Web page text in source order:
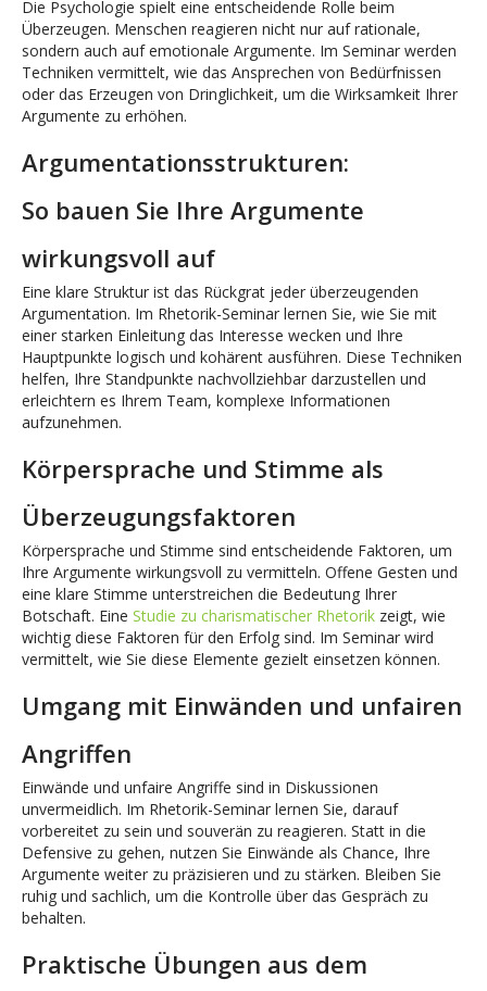
Die Psychologie spielt eine entscheidende Rolle beim
Überzeugen. Menschen reagieren nicht nur auf rationale,
sondern auch auf emotionale Argumente. Im Seminar werden
Techniken vermittelt, wie das Ansprechen von Bedürfnissen
oder das Erzeugen von Dringlichkeit, um die Wirksamkeit Ihrer
Argumente zu erhöhen.
Argumentationsstrukturen:
So bauen Sie Ihre Argumente
wirkungsvoll auf
Eine klare Struktur ist das Rückgrat jeder überzeugenden
Argumentation. Im Rhetorik-Seminar lernen Sie, wie Sie mit
einer starken Einleitung das Interesse wecken und Ihre
Hauptpunkte logisch und kohärent ausführen. Diese Techniken
helfen, Ihre Standpunkte nachvollziehbar darzustellen und
erleichtern es Ihrem Team, komplexe Informationen
aufzunehmen.
Körpersprache und Stimme als
Überzeugungsfaktoren
Körpersprache und Stimme sind entscheidende Faktoren, um
Ihre Argumente wirkungsvoll zu vermitteln. Offene Gesten und
eine klare Stimme unterstreichen die Bedeutung Ihrer
Botschaft. Eine Studie zu charismatischer Rhetorik zeigt, wie
wichtig diese Faktoren für den Erfolg sind. Im Seminar wird
vermittelt, wie Sie diese Elemente gezielt einsetzen können.
Umgang mit Einwänden und unfairen
Angriffen
Einwände und unfaire Angriffe sind in Diskussionen
unvermeidlich. Im Rhetorik-Seminar lernen Sie, darauf
vorbereitet zu sein und souverän zu reagieren. Statt in die
Defensive zu gehen, nutzen Sie Einwände als Chance, Ihre
Argumente weiter zu präzisieren und zu stärken. Bleiben Sie
ruhig und sachlich, um die Kontrolle über das Gespräch zu
behalten.
Praktische Übungen aus dem